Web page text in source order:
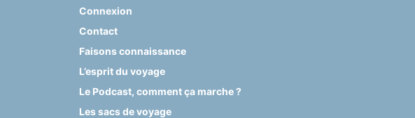
Connexion
Contact
Faisons connaissance
L’esprit du voyage
Le Podcast, comment ça marche ?
Les sacs de voyage